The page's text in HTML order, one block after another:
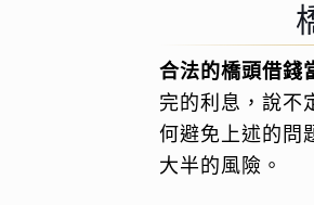
合法的橋頭借錢
完的利息，說不
何避免上述的問
大半的風險。